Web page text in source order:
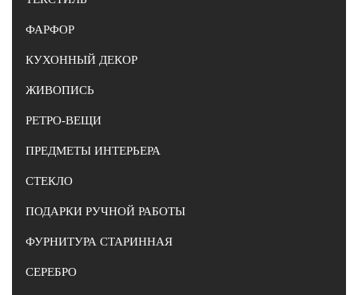
ФАРФОР
КУХОННЫЙ ДЕКОР
ЖИВОПИСЬ
РЕТРО-ВЕЩИ
ПРЕДМЕТЫ ИНТЕРЬЕРА
СТЕКЛО
ПОДАРКИ РУЧНОЙ РАБОТЫ
ФУРНИТУРА СТАРИННАЯ
СЕРЕБРО